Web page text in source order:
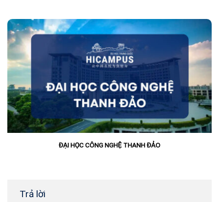
ĐẠI HỌC CÔNG NGHỆ THANH ĐẢO
Trả lời